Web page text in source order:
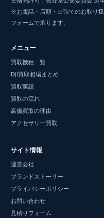
※お電話・店頭・出張でのお取り
フォームで承ります。
メニュー
買取機種一覧
DJI買取相場まとめ
買取実績
買取の流れ
高価買取の理由
アクセサリー買取
サイト情報
運営会社
ブランドストーリー
プライバシーポリシー
お問い合わせ
見積りフォーム